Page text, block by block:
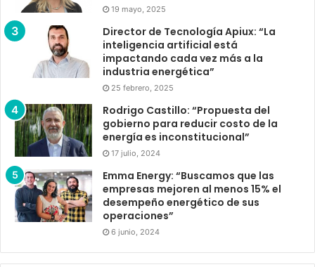
19 mayo, 2025
Director de Tecnología Apiux: “La
inteligencia artificial está
impactando cada vez más a la
industria energética”
25 febrero, 2025
Rodrigo Castillo: “Propuesta del
gobierno para reducir costo de la
energía es inconstitucional”
17 julio, 2024
Emma Energy: “Buscamos que las
empresas mejoren al menos 15% el
desempeño energético de sus
operaciones”
6 junio, 2024